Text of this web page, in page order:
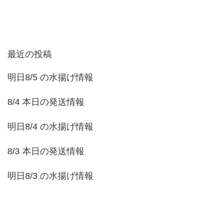
最近の投稿
明日8/5 の水揚げ情報
8/4 本日の発送情報
明日8/4 の水揚げ情報
8/3 本日の発送情報
明日8/3 の水揚げ情報